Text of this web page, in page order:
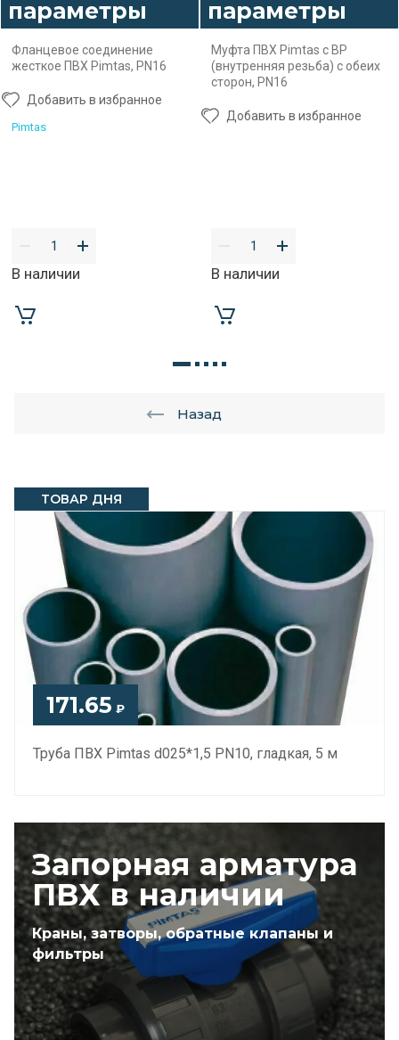
ТОВАР ДНЯ
171.65 ₽
Труба ПВХ Pimtas d025*1,5 PN10, гладкая, 5 м
Запорная арматура
ПВХ в наличии
Краны, затворы, обратные клапаны и
фильтры
параметры
Фланцевое соединение
жесткое ПВХ Pimtas, PN16
Добавить в избранное
Pimtas
В наличии
параметры
Муфта ПВХ Pimtas с ВР
(внутренняя резьба) с обеих
сторон, PN16
Добавить в избранное
В наличии
Назад